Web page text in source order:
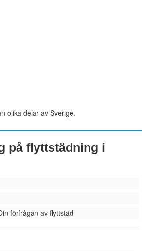
olika delar av Sverige.
på flyttstädning i
förfrågan av flyttstäd